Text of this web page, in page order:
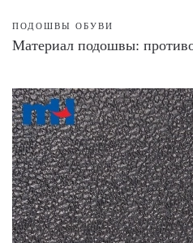
ПОДОШВЫ ОБУВИ
Материал подошвы: